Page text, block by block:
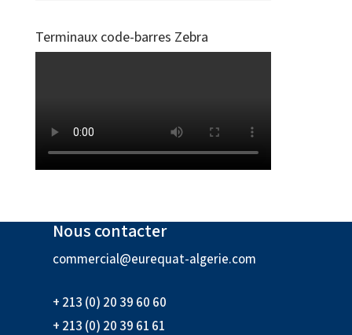
Terminaux code-barres Zebra
Nous contacter
commercial@eurequat-algerie.com
+ 213 (0) 20 39 60 60
+ 213 (0) 20 39 61 61